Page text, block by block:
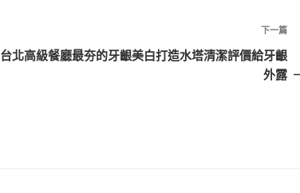
下
一
篇
下一篇
台北高級餐廳最夯的牙齦美白打造水塔清潔評價給牙齦
外露